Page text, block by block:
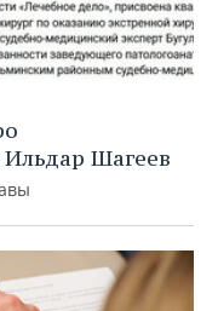
Шагеев